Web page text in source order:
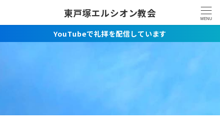
東戸塚エルシオン教会
MENU
YouTubeで礼拝を配信しています